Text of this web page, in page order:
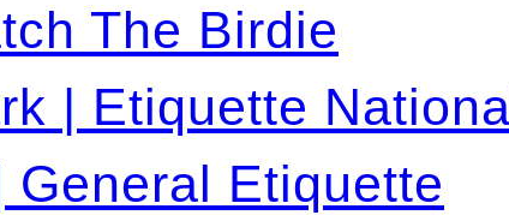
The Birdie
| Etiquette
Etiquette